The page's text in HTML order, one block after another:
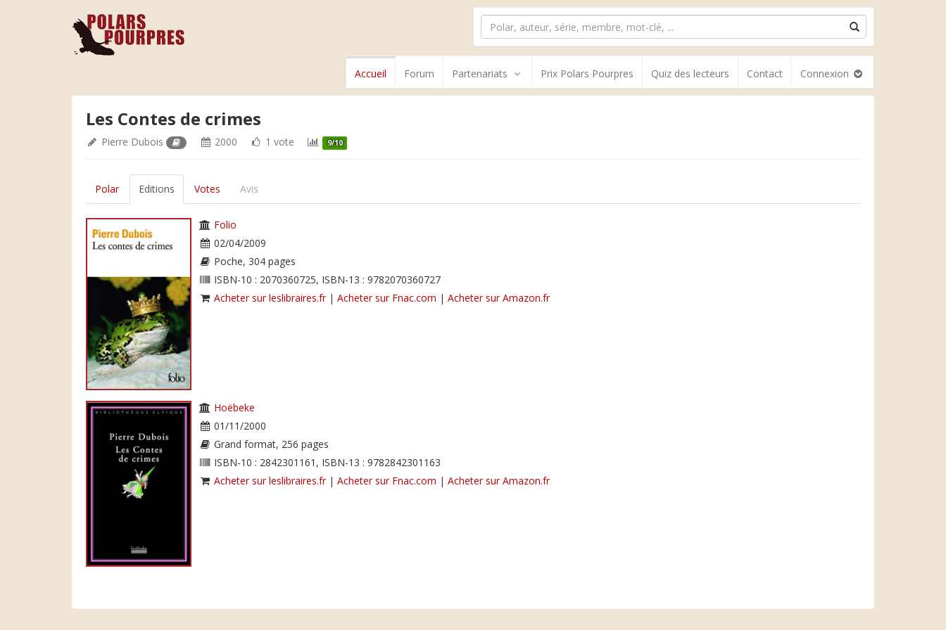
Accueil Forum Partenariats Prix Polars Pourpres Quiz des lecteurs Contact Connexion
Les Contes de crimes
Pierre Dubois 2000 1 vote 9/10
Polar Editions Votes Avis
Folio
02/04/2009
Poche, 304 pages
ISBN-10 : 2070360725, ISBN-13 : 9782070360727
Acheter sur leslibraires.fr| Acheter sur Fnac.com | Acheter sur Amazon.fr
Hoëbeke
01/11/2000
Grand format, 256 pages
ISBN-10 : 2842301161, ISBN-13 : 9782842301163
Acheter sur leslibraires.fr| Acheter sur Fnac.com | Acheter sur Amazon.fr